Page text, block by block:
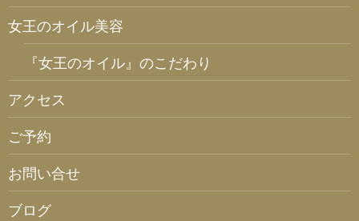
女王のオイル美容
『女王のオイル』のこだわり
アクセス
ご予約
お問い合せ
ブログ